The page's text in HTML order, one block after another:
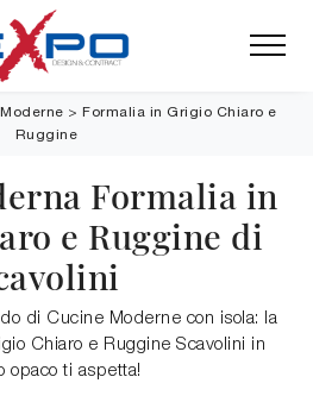
> Formalia in Grigio Chiaro e
Ruggine
Formalia in
e Ruggine di
di Cucine Moderne con isola: la
Chiaro e Ruggine Scavolini in
opaco ti aspetta!